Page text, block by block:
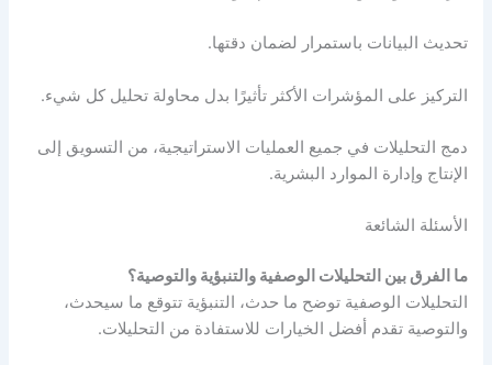
تحديث البيانات باستمرار لضمان دقتها.
التركيز على المؤشرات الأكثر تأثيرًا بدل محاولة تحليل كل شيء.
دمج التحليلات في جميع العمليات الاستراتيجية، من التسويق إلى
الإنتاج وإدارة الموارد البشرية.
الأسئلة الشائعة
ما الفرق بين التحليلات الوصفية والتنبؤية والتوصية؟
التحليلات الوصفية توضح ما حدث، التنبؤية تتوقع ما سيحدث،
والتوصية تقدم أفضل الخيارات للاستفادة من التحليلات.